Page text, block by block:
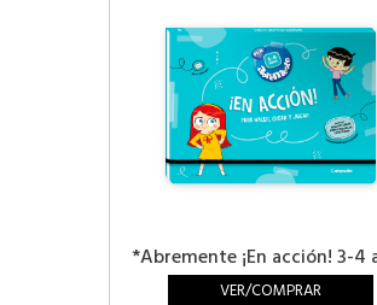
*Abremente ¡En acción! 3-4
VER/COMPRAR